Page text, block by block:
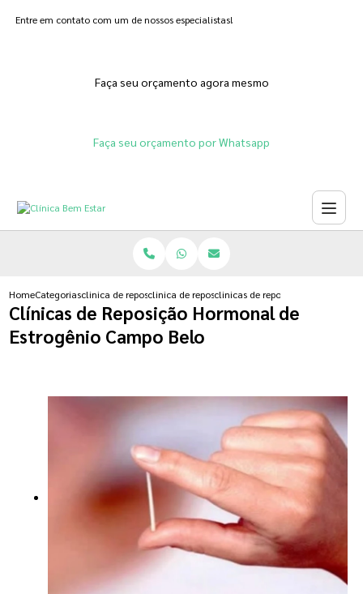
Entre em contato com um de nossos especialistas!
Faça seu orçamento agora mesmo
Faça seu orçamento por Whatsapp
HomeCategoriasclinica de reposicao hormonalclinica de reposicao hormonal adesivo
clinicas de reposicao hormonal
Clínicas de Reposição Hormonal de
Estrogênio Campo Belo